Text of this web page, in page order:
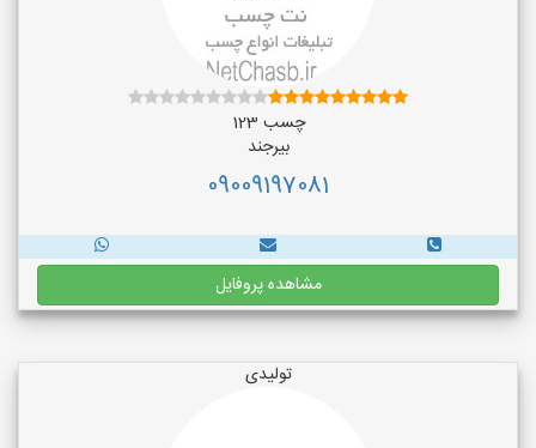
چسب 123
بیرجند
09009197081
مشاهده پروفایل
تولیدی